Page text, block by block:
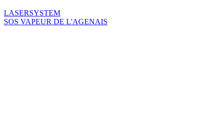
LASERSYSTEM
SOS VAPEUR DE L'AGENAIS